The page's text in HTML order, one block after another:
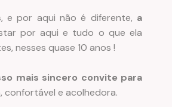
, e por aqui não é diferente, a
por aqui e tudo o que ela
nesses quase 10 anos !
mais sincero convite para
confortável e acolhedora.